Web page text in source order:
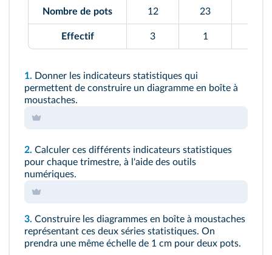
Nombre de pots 12 23
Effectif 3 1
1. Donner les indicateurs statistiques qui
permettent de construire un diagramme en boîte à
moustaches.
2. Calculer ces différents indicateurs statistiques
pour chaque trimestre, à l'aide des outils
numériques.
3. Construire les diagrammes en boîte à moustaches
représentant ces deux séries statistiques. On
prendra une même échelle de 1 cm pour deux pots.